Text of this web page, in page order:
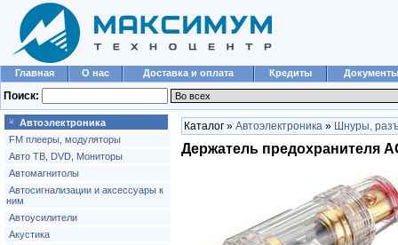
Главная О нас Доставка и оплата Кредиты Документы
Поиск:
Автоэлектроника
FM плееры, модуляторы
Авто ТВ, DVD, Мониторы
Автомагнитолы
Автосигнализации и аксессуары к
ним
Автоусилители
Акустика
Каталог » Автоэлектроника » Шнуры,
Держатель предохранителя